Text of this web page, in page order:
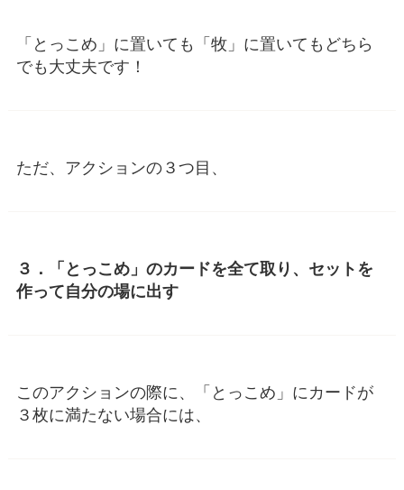
「とっこめ」に置いても「牧」に置いてもどちら
でも大丈夫です！
ただ、アクションの３つ目、
３．「とっこめ」のカードを全て取り、セットを
作って自分の場に出す
このアクションの際に、「とっこめ」にカードが
３枚に満たない場合には、